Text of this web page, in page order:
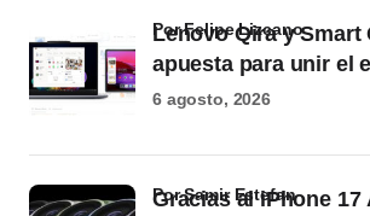
Lenovo Qira y Smart
apuesta para unir el
por Felipe Lizcano
6 agosto, 2026
Gracias al iPhone 17
por Samir Estefan